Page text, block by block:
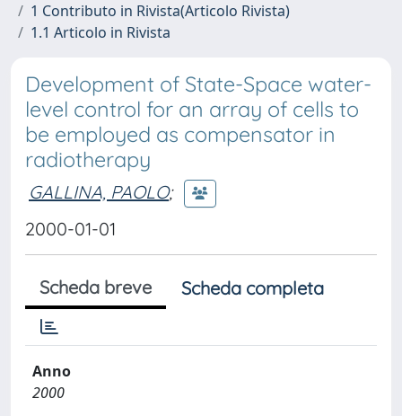
1 Contributo in Rivista(Articolo Rivista)
1.1 Articolo in Rivista
Development of State-Space water-
level control for an array of cells to
be employed as compensator in
radiotherapy
GALLINA, PAOLO;
2000-01-01
Scheda breve Scheda completa
Anno
2000